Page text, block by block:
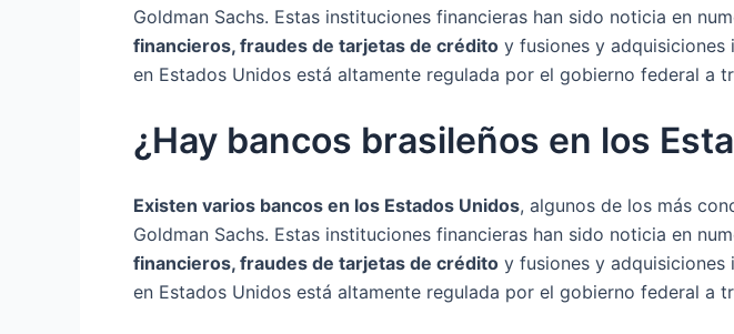
Goldman Sachs. Estas instituciones financieras han sido noticia en
financieros, fraudes de tarjetas de crédito y fusiones y adquisiciones
en Estados Unidos está altamente regulada por el gobierno federal a
¿Hay bancos brasileños en los
Existen varios bancos en los Estados Unidos, algunos de los más
Goldman Sachs. Estas instituciones financieras han sido noticia en
financieros, fraudes de tarjetas de crédito y fusiones y adquisiciones
en Estados Unidos está altamente regulada por el gobierno federal a